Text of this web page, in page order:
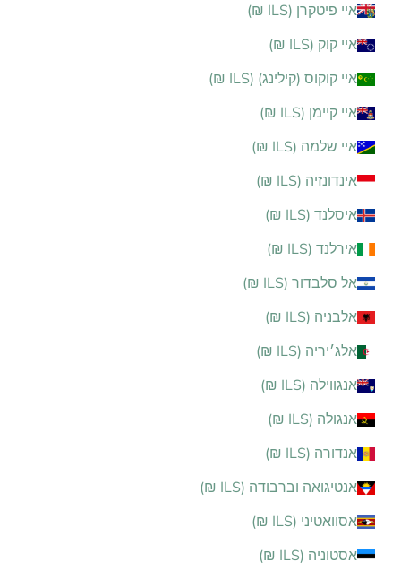
איי פיטקרן (ILS ₪)
איי קוק (ILS ₪)
איי קוקוס (קילינג) (ILS ₪)
איי קיימן (ILS ₪)
איי שלמה (ILS ₪)
אינדונזיה (ILS ₪)
איסלנד (ILS ₪)
אירלנד (ILS ₪)
אל סלבדור (ILS ₪)
אלבניה (ILS ₪)
אלג׳יריה (ILS ₪)
אנגווילה (ILS ₪)
אנגולה (ILS ₪)
אנדורה (ILS ₪)
אנטיגואה וברבודה (ILS ₪)
אסוואטיני (ILS ₪)
אסטוניה (ILS ₪)